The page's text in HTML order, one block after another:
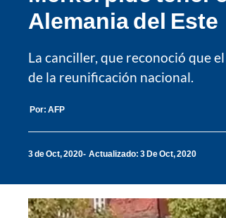
Alemania del Este
La canciller, que reconoció que
de la reunificación nacional.
Por: AFP
3 de Oct, 2020 Actualizado: 3 De Oct, 2020